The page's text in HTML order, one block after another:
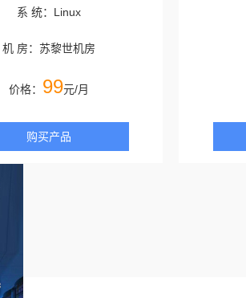
系 统：Linux
机 房：苏黎世机房
价格： 99元/月
购买产品